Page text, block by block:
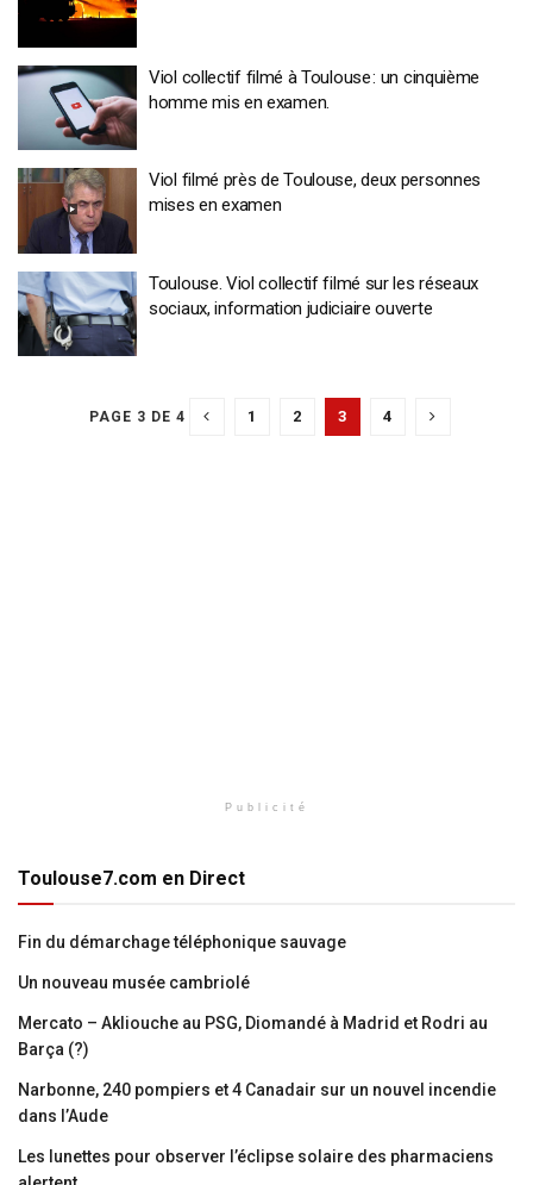
Viol collectif filmé à Toulouse : un cinquième
homme mis en examen.
Viol filmé près de Toulouse, deux personnes
mises en examen
Toulouse. Viol collectif filmé sur les réseaux
sociaux, information judiciaire ouverte
PAGE 3 DE 4 1 2 3 4
Publicité
Toulouse7.com en Direct
Fin du démarchage téléphonique sauvage
Un nouveau musée cambriolé
Mercato – Akliouche au PSG, Diomandé à Madrid et Rodri au
Barça (?)
Narbonne, 240 pompiers et 4 Canadair sur un nouvel incendie
dans l’Aude
Les lunettes pour observer l’éclipse solaire des pharmaciens